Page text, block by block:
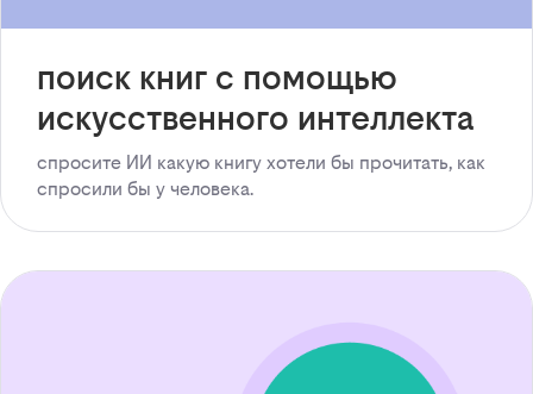
поиск книг с помощью
искусственного интеллекта
спросите ИИ какую книгу хотели бы прочитать, как
спросили бы у человека.